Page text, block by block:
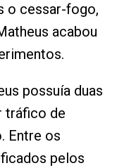
o cessar-fogo,
acabou
possuía duas
tráfico de
Entre os
pelos